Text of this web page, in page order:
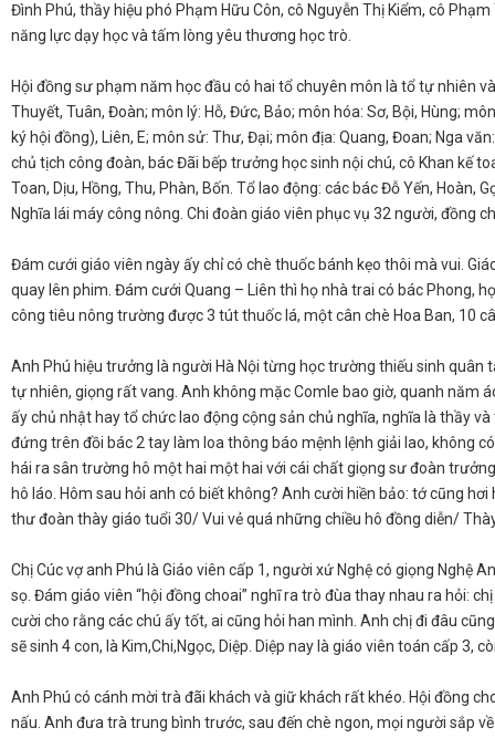
Đình Phú, thầy hiệu phó Phạm Hữu Côn, cô Nguyễn Thị Kiểm, cô
năng lực dạy học và tấm lòng yêu thương học trò.
​Hội đồng sư phạm năm học đầu có hai tổ chuyên môn là tổ tự nhiên
Thuyết, Tuân, Đoàn; môn lý: Hỗ, Đức, Bảo; môn hóa: Sơ, Bội, Hùng;
ký hội đồng), Liên, E; môn sử: Thư, Đại; môn địa: Quang, Đoan; Nga
chủ tịch công đoàn, bác Đãi bếp trưởng học sinh nội chú, cô Khan kế
Toan, Dịu, Hồng, Thu, Phàn, Bốn. Tổ lao động: các bác Đỗ Yến, Hoàn,
Nghĩa lái máy công nông. Chi đoàn giáo viên phục vụ 32 người, đồng
​Đám cưới giáo viên ngày ấy chỉ có chè thuốc bánh kẹo thôi mà vui.
quay lên phim. Đám cưới Quang – Liên thì họ nhà trai có bác Phong,
công tiêu nông trường được 3 tút thuốc lá, một cân chè Hoa Ban, 10
​Anh Phú hiệu trưởng là người Hà Nội từng học trường thiếu sinh
tự nhiên, giọng rất vang. Anh không mặc Comle bao giờ, quanh năm
ấy chủ nhật hay tổ chức lao động cộng sản chủ nghĩa, nghĩa là thầy
đứng trên đồi bác 2 tay làm loa thông báo mệnh lệnh giải lao, không
hái ra sân trường hô một hai một hai với cái chất giọng sư đoàn
hô láo. Hôm sau hỏi anh có biết không? Anh cười hiền bảo: tớ cũng
thư đoàn thày giáo tuổi 30/ Vui vẻ quá những chiều hô đồng diễn/
​Chị Cúc vợ anh Phú là Giáo viên cấp 1, người xứ Nghệ có giọng
sọ. Đám giáo viên “hội đồng choai” nghĩ ra trò đùa thay nhau ra hỏi:
cười cho rằng các chú ấy tốt, ai cũng hỏi han mình. Anh chị đi đâu
sẽ sinh 4 con, là Kim,Chi,Ngọc, Diệp. Diệp nay là giáo viên toán cấp 3,
Anh Phú có cánh mời trà đãi khách và giữ khách rất khéo. Hội đồng
nấu. Anh đưa trà trung bình trước, sau đến chè ngon, mọi người sắp